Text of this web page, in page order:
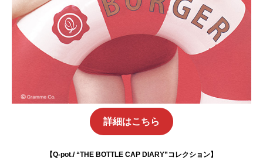
詳細はこちら
【Q-pot./ “THE BOTTLE CAP DIARY”コレクション】